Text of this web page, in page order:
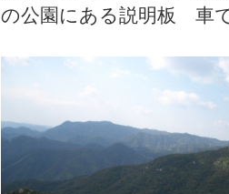
の公園にある説明板 車